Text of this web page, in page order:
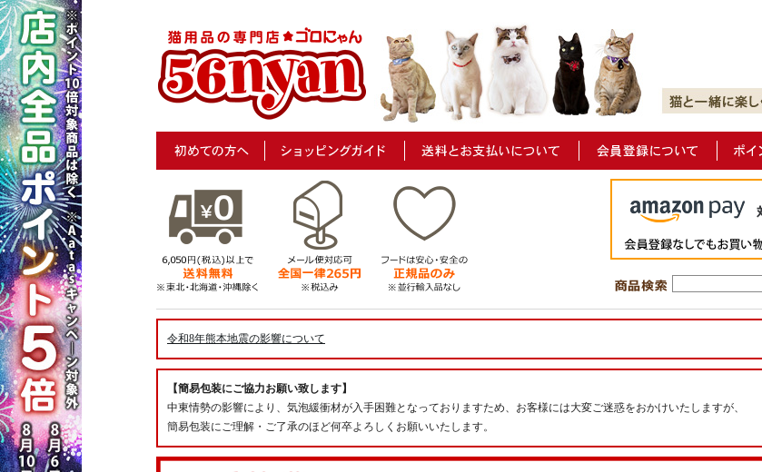
令和8年熊本地震の影響について
【簡易包装にご協力お願い致します】
中東情勢の影響により、気泡緩衝材が入手困難となっておりますため、お客様には大変ご迷惑をおかけいたしますが、
簡易包装にご理解・ご了承のほど何卒よろしくお願いいたします。